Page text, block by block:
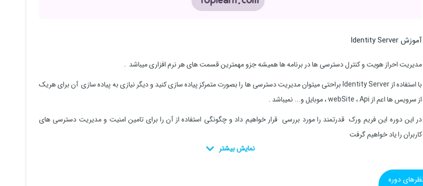
آموزش Identity Server
مدیریت احراز هویت و کنترل دسترسی ها در برنامه ها همیشه جزو مهمترین قسمت های هر نرم افزاری میباشد .
با استفاده از Identity Server براحتی میتوان مدیریت دسترسی ها را بصورت متمرکز پیاده سازی کنید و دیگر نیازی به پیاده سازی آن برای هریک
از سرویس ها اعم از webSite ، Api ، موبایل و... نمیباشد .
در این دوره این فریم ورک قدرتمند را مورد بررسی قرار خواهیم داد و چگونگی استفاده از آن را برای تامین امنیت و مدیریت دسترسی های
کاربران را یاد خواهیم گرفت
دوره